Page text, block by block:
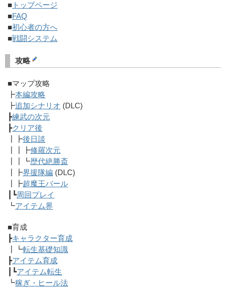
■ トップページ
■FAQ
■初心者の方へ
■戦闘システム
攻略
■マップ攻略
┣本編攻略
┣追加シナリオ (DLC)
┣練武の次元
┣クリア後
┃┣後日談
┃┃┣修羅次元
┃┃┗歴代絶勝斎
┃┣界援隊編 (DLC)
┃┣超魔王バール
┃┗周回プレイ
┗アイテム界
■育成
┣キャラクター育成
┃┗転生基礎知識
┣アイテム育成
┃┗アイテム転生
┗稼ぎ・ヒール法